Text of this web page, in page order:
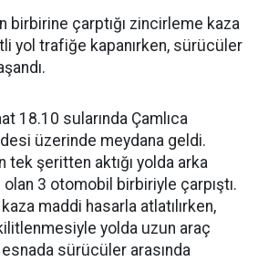
birbirine çarptığı zincirleme kaza
yol trafiğe kapanırken, sürücüler
18.10 sularında Çamlıca
üzerinde meydana geldi.
tek şeritten aktığı yolda arka
3 otomobil birbiriyle çarpıştı.
maddi hasarla atlatılırken,
yolda uzun araç
sürücüler arasında